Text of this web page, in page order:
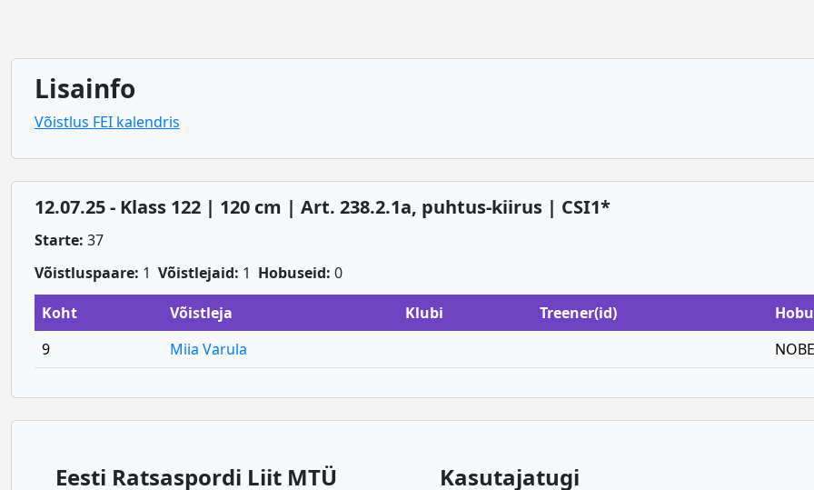
Lisainfo
Võistlus FEI kalendris
12.07.25 - Klass 122 | 120 cm | Art. 238.2.1a, puhtus-kiirus | CSI1*
Starte: 37
Võistluspaare: 1 Võistlejaid: 1 Hobuseid: 0
Koht
Võistleja Klubi Treener(id)
9
Miia Varula
Eesti Ratsaspordi Liit MTÜ Kasutajatugi